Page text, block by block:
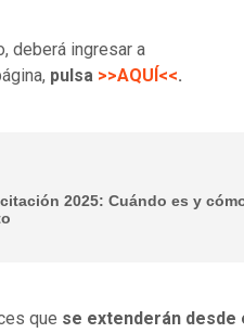
deberá ingresar a
pulsa >>AQUÍ<<.
2025: Cuándo es y
que se extenderán desde